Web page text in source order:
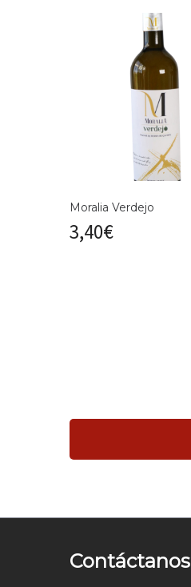
Moralia Verdejo
3,40€
Contáctanos